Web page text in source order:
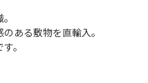
ある敷物を直輸入。
。